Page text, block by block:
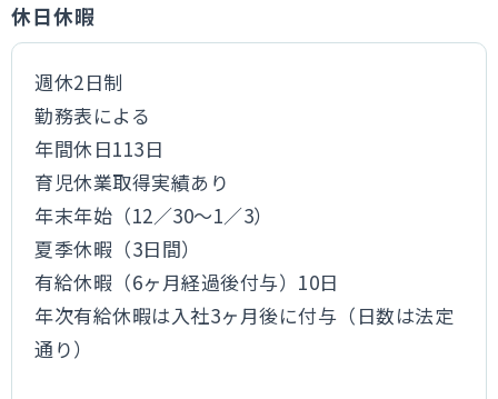
休日休暇
週休2日制
勤務表による
年間休日113日
育児休業取得実績あり
年末年始（12／30～1／3）
夏季休暇（3日間）
有給休暇（6ヶ月経過後付与）10日
年次有給休暇は入社3ヶ月後に付与（日数は法定
通り）